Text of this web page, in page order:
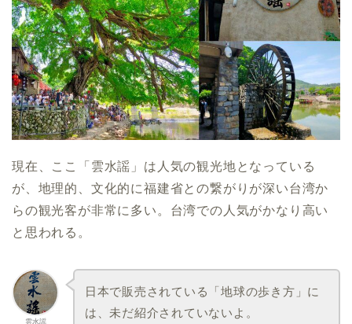
現在、ここ「雲水謡」は人気の観光地となっている
が、地理的、文化的に福建省との繋がりが深い台湾か
らの観光客が非常に多い。台湾での人気がかなり高い
と思われる。
雲水謡
日本で販売されている「地球の歩き方」に
は、未だ紹介されていないよ。